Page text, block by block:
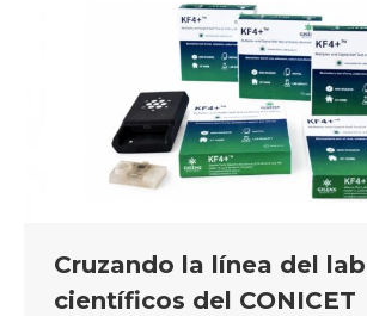
Cruzando la línea del
científicos del CONICET